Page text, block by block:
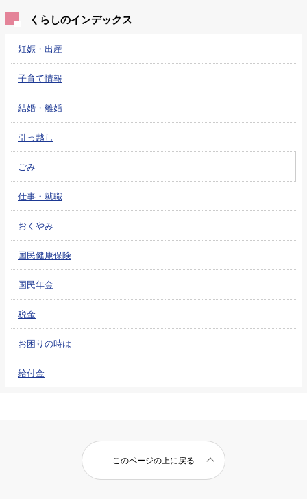
くらしのインデックス
妊娠・出産
子育て情報
結婚・離婚
引っ越し
ごみ
仕事・就職
おくやみ
国民健康保険
国民年金
税金
お困りの時は
給付金
このページの上に戻る